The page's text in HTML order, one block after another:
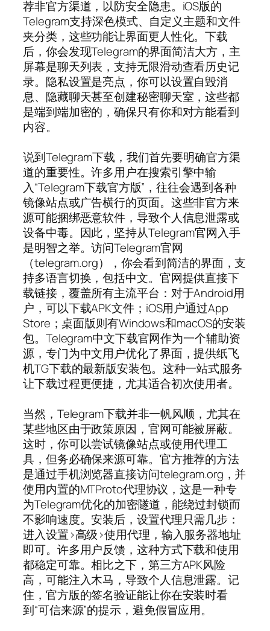
荐非官方渠道，以防安全隐患。iOS版的
Telegram支持深色模式、自定义主题和文件
夹分类，这些功能让界面更人性化。下载
后，你会发现Telegram的界面简洁大方，主
屏幕是聊天列表，支持无限滑动查看历史记
录。隐私设置是亮点，你可以设置自毁消
息、隐藏聊天甚至创建秘密聊天室，这些都
是端到端加密的，确保只有你和对方能看到
内容。
说到Telegram下载，我们首先要明确官方渠
道的重要性。许多用户在搜索引擎中输
入“Telegram下载官方版”，往往会遇到各种
镜像站点或广告横行的页面。这些非官方来
源可能捆绑恶意软件，导致个人信息泄露或
设备中毒。因此，坚持从Telegram官网入手
是明智之举。访问Telegram官网
（telegram.org），你会看到简洁的界面，支
持多语言切换，包括中文。官网提供直接下
载链接，覆盖所有主流平台：对于Android用
户，可以下载APK文件；iOS用户通过App
Store；桌面版则有Windows和macOS的安装
包。Telegram中文下载官网作为一个辅助资
源，专门为中文用户优化了界面，提供纸飞
机TG下载的最新版安装包。这种一站式服务
让下载过程更便捷，尤其适合初次使用者。
当然，Telegram下载并非一帆风顺，尤其在
某些地区由于政策原因，官网可能被屏蔽。
这时，你可以尝试镜像站点或使用代理工
具，但务必确保来源可靠。官方推荐的方法
是通过手机浏览器直接访问telegram.org，并
使用内置的MTProto代理协议，这是一种专
为Telegram优化的加密隧道，能绕过封锁而
不影响速度。安装后，设置代理只需几步：
进入设置>高级>使用代理，输入服务器地址
即可。许多用户反馈，这种方式下载和使用
都稳定可靠。相比之下，第三方APK风险
高，可能注入木马，导致个人信息泄露。记
住，官方版的签名验证能让你在安装时看
到“可信来源”的提示，避免假冒应用。